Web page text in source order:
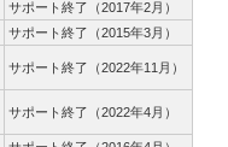
サポート終了（2017年2月）
サポート終了（2015年3月）
サポート終了（2022年11月）
サポート終了（2022年4月）